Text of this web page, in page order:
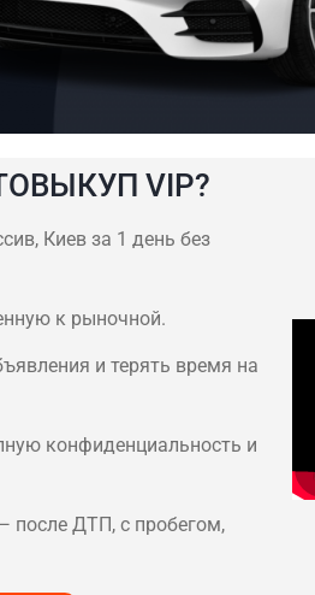
VIP?
Киев за 1 день без
к рыночной.
и терять время на
конфиденциальность и
после ДТП, с пробегом,